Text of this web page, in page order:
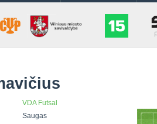
VDA Futsal
Saugas